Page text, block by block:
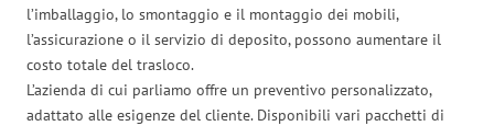
l’imballaggio, lo smontaggio e il montaggio dei mobili,
l’assicurazione o il servizio di deposito, possono aumentare il
costo totale del trasloco.
L’azienda di cui parliamo offre un preventivo personalizzato,
adattato alle esigenze del cliente. Disponibili vari pacchetti di